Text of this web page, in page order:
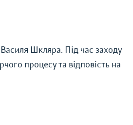
Василя Шкляра. Під час заходу
процесу та відповість на